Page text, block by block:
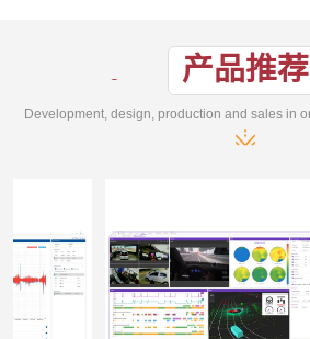
产品推荐